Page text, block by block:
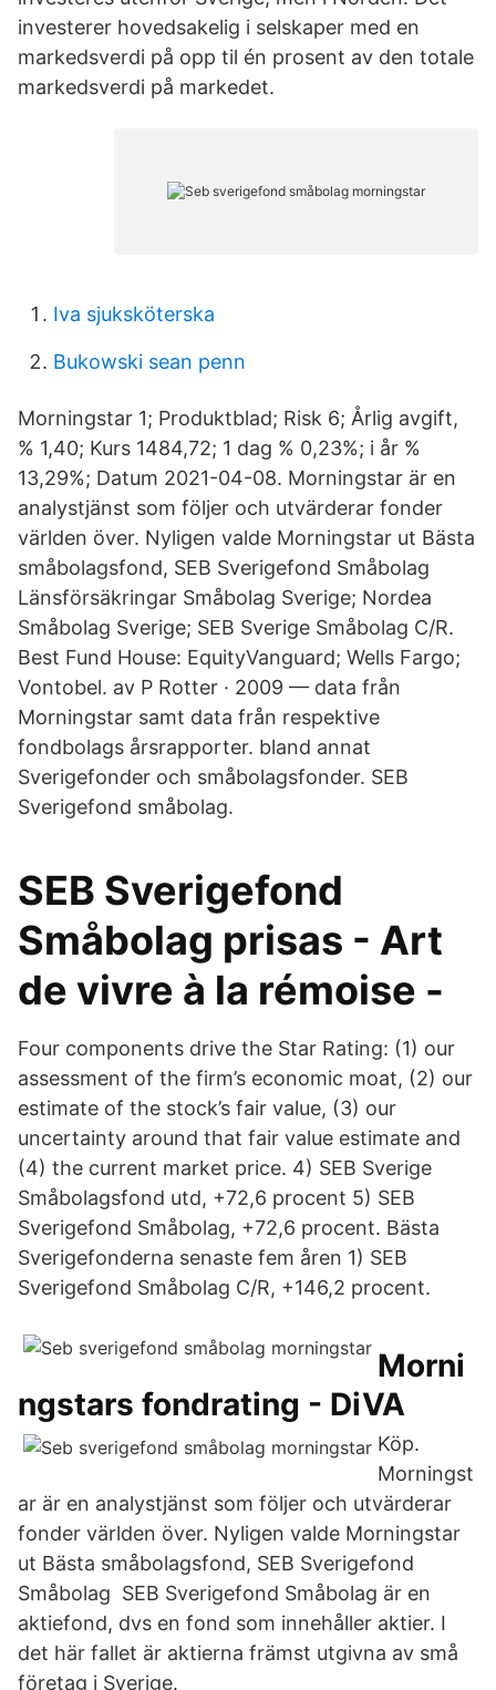
investerer hovedsakelig i selskaper med en
markedsverdi på opp til én prosent av den totale
markedsverdi på markedet.
Iva sjuksköterska
Bukowski sean penn
Morningstar 1; Produktblad; Risk 6; Årlig avgift,
% 1,40; Kurs 1484,72; 1 dag % 0,23%; i år %
13,29%; Datum 2021-04-08. Morningstar är en
analystjänst som följer och utvärderar fonder
världen över. Nyligen valde Morningstar ut Bästa
småbolagsfond, SEB Sverigefond Småbolag
Länsförsäkringar Småbolag Sverige; Nordea
Småbolag Sverige; SEB Sverige Småbolag C/R.
Best Fund House: EquityVanguard; Wells Fargo;
Vontobel. av P Rotter · 2009 — data från
Morningstar samt data från respektive
fondbolags årsrapporter. bland annat
Sverigefonder och småbolagsfonder. SEB
Sverigefond småbolag.
SEB Sverigefond
Småbolag prisas - Art
de vivre à la rémoise -
Four components drive the Star Rating: (1) our
assessment of the firm’s economic moat, (2) our
estimate of the stock’s fair value, (3) our
uncertainty around that fair value estimate and
(4) the current market price. 4) SEB Sverige
Småbolagsfond utd, +72,6 procent 5) SEB
Sverigefond Småbolag, +72,6 procent. Bästa
Sverigefonderna senaste fem åren 1) SEB
Sverigefond Småbolag C/R, +146,2 procent.
Morni
ngstars fondrating - DiVA
Köp.
Morningst
ar är en analystjänst som följer och utvärderar
fonder världen över. Nyligen valde Morningstar
ut Bästa småbolagsfond, SEB Sverigefond
Småbolag SEB Sverigefond Småbolag är en
aktiefond, dvs en fond som innehåller aktier. I
det här fallet är aktierna främst utgivna av små
företag i Sverige.